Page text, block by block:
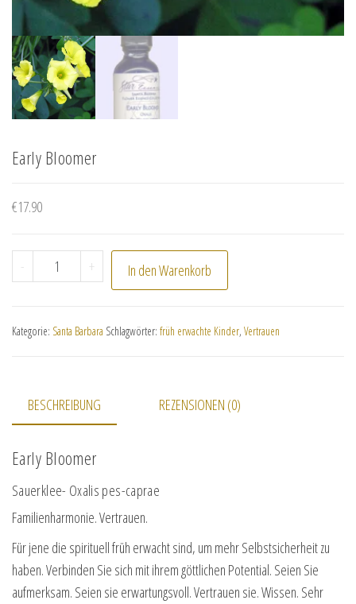
Early Bloomer
€17.90
- Early Bloomer Menge
+ In den Warenkorb
Kategorie: Santa Barbara Schlagwörter: früh erwachte Kinder, Vertrauen
BESCHREIBUNG REZENSIONEN (0)
Early Bloomer
Sauerklee- Oxalis pes-caprae
Familienharmonie. Vertrauen.
Für jene die spirituell früh erwacht sind, um mehr Selbstsicherheit zu
haben. Verbinden Sie sich mit ihrem göttlichen Potential. Seien Sie
aufmerksam. Seien sie erwartungsvoll. Vertrauen sie. Wissen. Sehr